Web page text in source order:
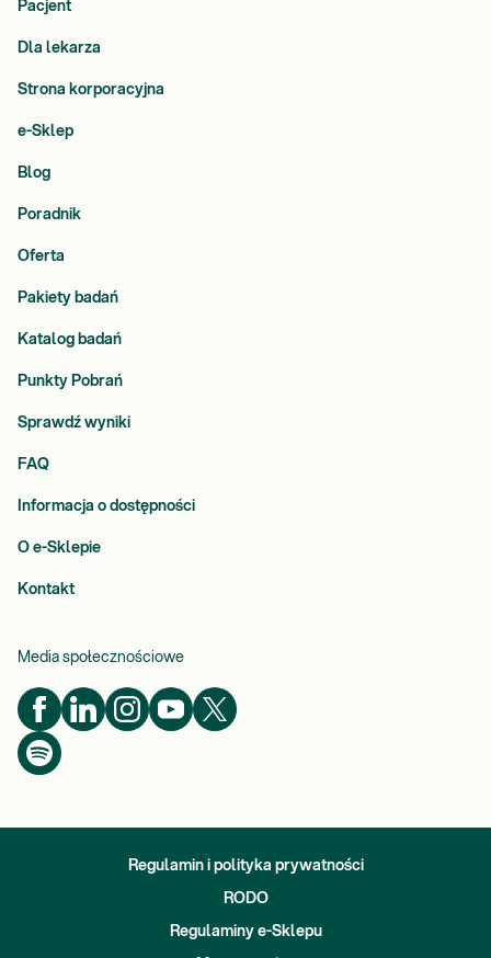
Pacjent
Dla lekarza
Strona korporacyjna
e-Sklep
Blog
Poradnik
Oferta
Pakiety badań
Katalog badań
Punkty Pobrań
Sprawdź wyniki
FAQ
Informacja o dostępności
O e-Sklepie
Kontakt
Media społecznościowe
Regulamin i polityka prywatności
RODO
Regulaminy e-Sklepu